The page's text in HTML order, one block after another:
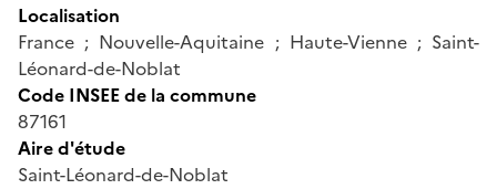
Localisation
France ; Nouvelle-Aquitaine ; Haute-Vienne ; Saint-
Léonard-de-Noblat
Code INSEE de la commune
87161
Aire d'étude
Saint-Léonard-de-Noblat